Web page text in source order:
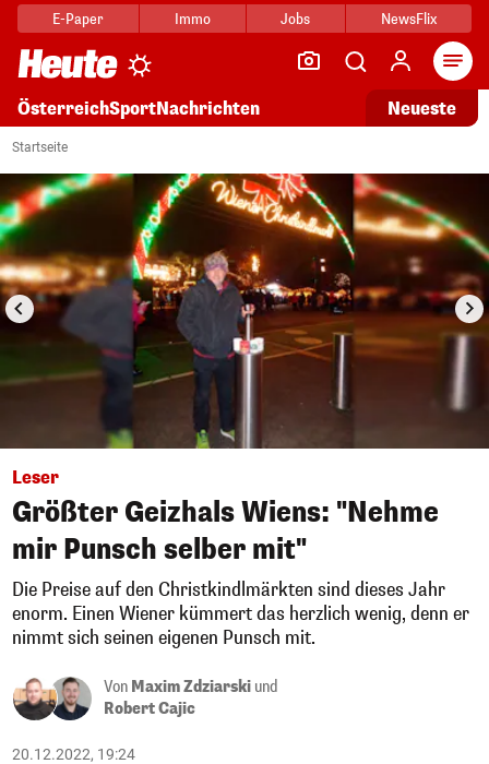
E-Paper Immo Jobs NewsFlix
ÖsterreichSportNachrichten Neueste
Startseite
1/3
Leser
Größter Geizhals Wiens: "Nehme
mir Punsch selber mit"
Die Preise auf den Christkindlmärkten sind dieses Jahr
enorm. Einen Wiener kümmert das herzlich wenig, denn er
nimmt sich seinen eigenen Punsch mit.
Von Maxim Zdziarski und
Robert Cajic
20.12.2022, 19:24